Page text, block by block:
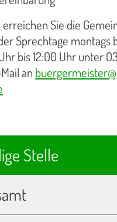
Sie die
Sprechtage montags
bis 12:00 Uhr unter
an
Stelle